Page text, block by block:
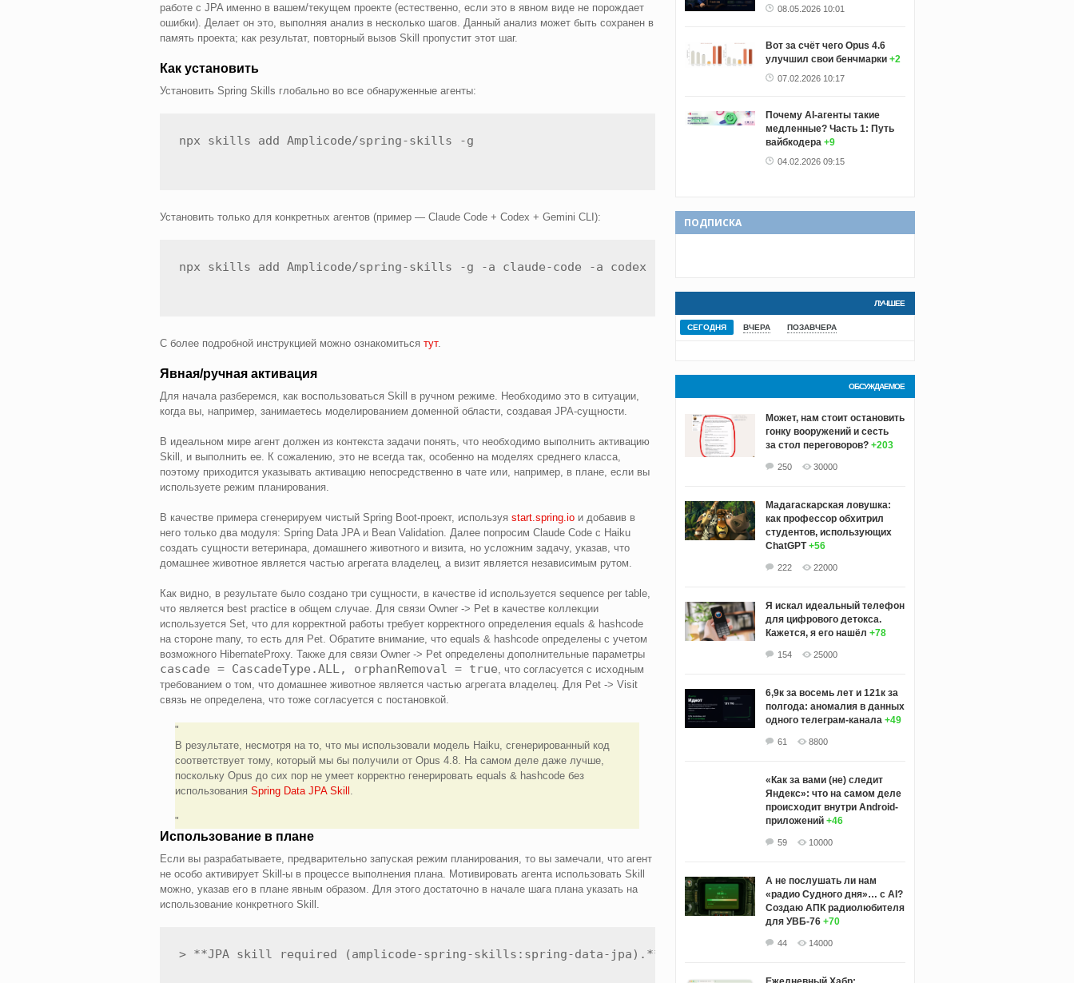
работе с JPA именно в вашем/текущем проекте (естественно, если это в явном виде не порождает
ошибки). Делает он это, выполняя анализ в несколько шагов. Данный анализ может быть сохранен в
память проекта; как результат, повторный вызов Skill пропустит этот шаг.
Как установить
Установить Spring Skills глобально во все обнаруженные агенты:
npx skills add Amplicode/spring-skills -g
Установить только для конкретных агентов (пример — Claude Code + Codex + Gemini CLI):
npx skills add Amplicode/spring-skills -g -a claude-code -a codex -a gemini-cli
С более подробной инструкцией можно ознакомиться тут.
Явная/ручная активация
Для начала разберемся, как воспользоваться Skill в ручном режиме. Необходимо это в ситуации,
когда вы, например, занимаетесь моделированием доменной области, создавая JPA-сущности.
В идеальном мире агент должен из контекста задачи понять, что необходимо выполнить активацию
Skill, и выполнить ее. К сожалению, это не всегда так, особенно на моделях среднего класса,
поэтому приходится указывать активацию непосредственно в чате или, например, в плане, если вы
используете режим планирования.
В качестве примера сгенерируем чистый Spring Boot-проект, используя start.spring.ioи добавив в
него только два модуля: Spring Data JPA и Bean Validation. Далее попросим Claude Code с Haiku
создать сущности ветеринара, домашнего животного и визита, но усложним задачу, указав, что
домашнее животное является частью агрегата владелец, а визит является независимым рутом.
Как видно, в результате было создано три сущности, в качестве id используется sequence per table,
что является best practice в общем случае. Для связи Owner -> Pet в качестве коллекции
используется Set, что для корректной работы требует корректного определения equals & hashcode
на стороне many, то есть для Pet. Обратите внимание, что equals & hashcode определены с учетом
возможного HibernateProxy. Также для связи Owner -> Pet определены дополнительные параметры
cascade = CascadeType.ALL, orphanRemoval = true , что согласуется с исходным
требованием о том, что домашнее животное является частью агрегата владелец. Для Pet -> Visit
связь не определена, что тоже согласуется с постановкой.
В результате, несмотря на то, что мы использовали модель Haiku, сгенерированный код
соответствует тому, который мы бы получили от Opus 4.8. На самом деле даже лучше,
поскольку Opus до сих пор не умеет корректно генерировать equals & hashcode без
использования Spring Data JPA Skill
Использование в плане
Если вы разрабатываете, предварительно запуская режим планирования, то вы замечали, что агент
не особо активирует Skill-ы в процессе выполнения плана. Мотивировать агента использовать Skill
можно, указав его в плане явным образом. Для этого достаточно в начале шага плана указать на
использование конкретного Skill.
> **JPA skill required (amplicode-spring-skills:spring-data-jpa).** Before writing any entity code: activate the skill and
08.05.2026 10:01
Вот за счёт чего Opus 4.6
улучшил свои бенчмарки +2
07.02.2026 10:17
Почему AI-агенты такие
медленные? Часть 1: Путь
вайбкодера +9
04.02.2026 09:15
ПОДПИСКА
ЛУЧШЕЕ
СЕГОДНЯ ВЧЕРА ПОЗАВЧЕРА
ОБСУЖДАЕМОЕ
Может, нам стоит остановить
гонку вооружений и сесть
за стол переговоров? +203
250 30000
Мадагаскарская ловушка:
как профессор обхитрил
студентов, использующих
ChatGPT +56
222 22000
Я искал идеальный телефон
для цифрового детокса.
Кажется, я его нашёл +78
154 25000
6,9к за восемь лет и 121к за
полгода: аномалия в данных
одного телеграм-канала +49
61 8800
«Как за вами (не) следит
Яндекс»: что на самом деле
происходит внутри Android-
приложений +46
59 10000
А не послушать ли нам
«радио Судного дня»… с AI?
Создаю АПК радиолюбителя
для УВБ-76 +70
44 14000